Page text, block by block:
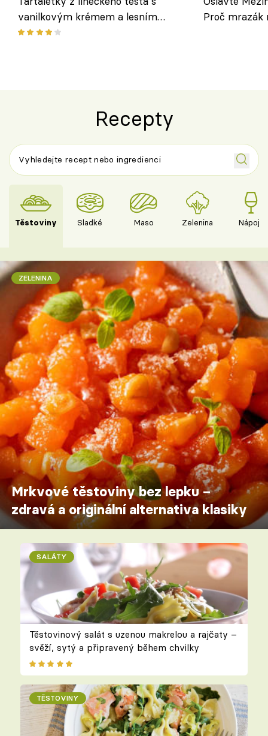
vanilkovým krémem a lesním
ovocem podle Bread Society
Proč
Recepty
Těstoviny Sladké Maso Zelenina Nápoje
ZELENINA
Mrkvové těstoviny bez lepku –
zdravá a originální alternativa klasiky
SALÁTY
Těstovinový salát s uzenou makrelou a rajčaty –
svěží, sytý a připravený během chvilky
TĚSTOVINY